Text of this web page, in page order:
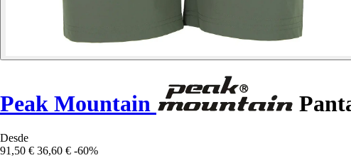
Peak Mountain
Desde
91,50 € 36,60 € -60%